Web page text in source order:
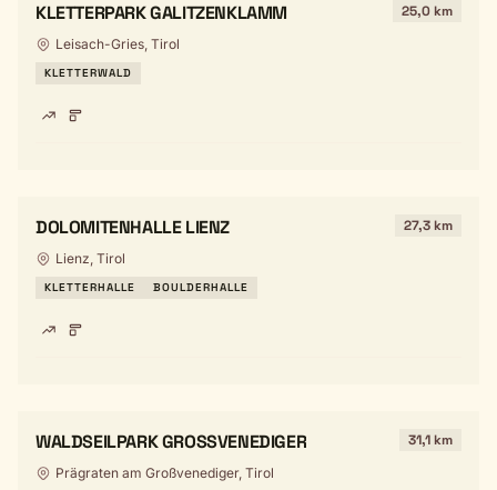
KLETTERPARK GALITZENKLAMM 25,0 km
Leisach-Gries, Tirol
KLETTERWALD
DOLOMITENHALLE LIENZ 27,3 km
Lienz, Tirol
KLETTERHALLE BOULDERHALLE
WALDSEILPARK GROSSVENEDIGER 31,1 km
Prägraten am Großvenediger, Tirol